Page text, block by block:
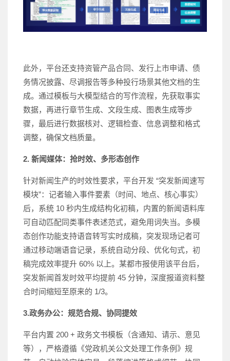
此外，平台还支持资管产品合同、发行上市申请、债
务情况披露、尽调报告等多种投行场景其他文档的生
成。通过模板与大模型结合的写作流程，先获取事实
数据，再进行章节生成、文段生成、图表生成等步
骤，最后进行数据核对、逻辑检查、信息调整和格式
调整，确保文档质量。
2. 新闻媒体：抢时效、多形态创作
针对新闻生产的时效性要求，平台开发 “突发新闻速写
模块”：记者输入事件要素（时间、地点、核心事实）
后，系统 10 秒内生成结构化初稿，内置的新闻语料库
可自动匹配同类事件表述范式，避免用词失当。多模
态创作功能支持语音转写实时成稿，突发现场记者可
通过移动端语音记录，系统自动分段、优化句式，初
稿完成效率提升 60% 以上。某都市报使用该平台后，
突发新闻首发时效平均提前 45 分钟，深度报道资料整
合时间缩短至原来的 1/3。
3.政务办公：规范合规、协同提效
平台内置 200 + 政务文书模板（含通知、请示、意见
等），严格遵循《党政机关公文处理工作条例》规